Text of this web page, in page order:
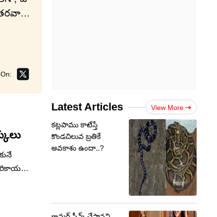
Latest Articles View More
కట్లపాము కాటేస్తే
కొండచిలువ బ్రతికే
అవకాశం ఉందా..?